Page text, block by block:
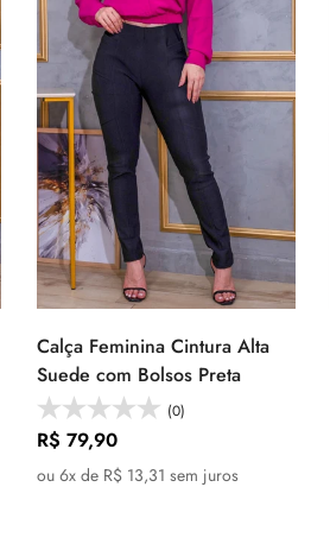
Selecione as
opções
Calça Feminina Cintura Alta
Suede com Bolsos Preta
(0)
Preço
regular
R$ 79,90
ou 6x de R$ 13,31 sem juros